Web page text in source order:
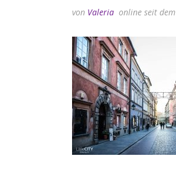
von Valeria online seit dem